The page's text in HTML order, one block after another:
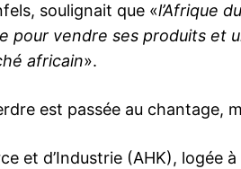
le1.ma
soulignait que «l’Afrique
pour vendre ses produits et
africain».
est passée au chantage,
et d’Industrie (AHK), logée à